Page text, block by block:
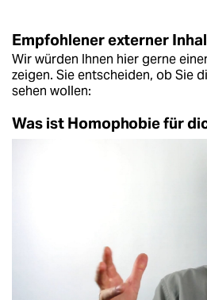
Empfohlener externer
Wir würden Ihnen hier gerne
zeigen. Sie entscheiden, ob Sie
sehen wollen:
Was ist Homophobie für